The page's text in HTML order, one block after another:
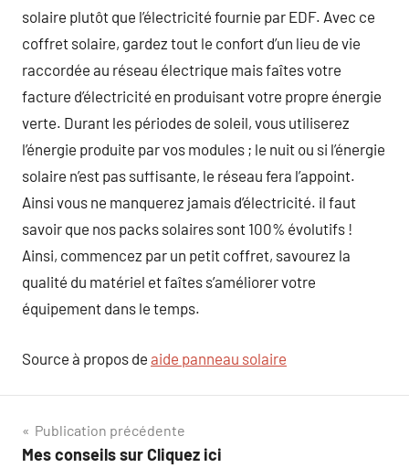
solaire plutôt que l’électricité fournie par EDF. Avec ce
coffret solaire, gardez tout le confort d’un lieu de vie
raccordée au réseau électrique mais faîtes votre
facture d’électricité en produisant votre propre énergie
verte. Durant les périodes de soleil, vous utiliserez
l’énergie produite par vos modules ; le nuit ou si l’énergie
solaire n’est pas suffisante, le réseau fera l’appoint.
Ainsi vous ne manquerez jamais d’électricité. il faut
savoir que nos packs solaires sont 100% évolutifs !
Ainsi, commencez par un petit coffret, savourez la
qualité du matériel et faîtes s’améliorer votre
équipement dans le temps.
Source à propos de aide panneau solaire
Navigation
Publication précédente
Mes conseils sur Cliquez ici